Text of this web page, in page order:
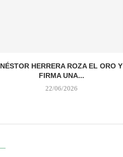
NÉSTOR HERRERA ROZA EL ORO Y
FIRMA UNA...
22/06/2026